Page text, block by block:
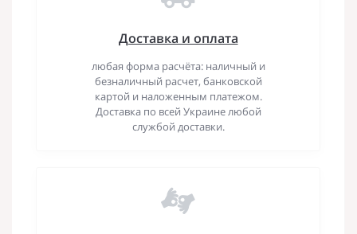
Доставка и оплата
любая форма расчёта: наличный и
безналичный расчет, банковской
картой и наложенным платежом.
Доставка по всей Украине любой
службой доставки.